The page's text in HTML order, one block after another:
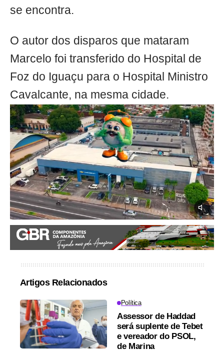
se encontra.
O autor dos disparos que mataram
Marcelo foi transferido do Hospital de
Foz do Iguaçu para o Hospital Ministro
Cavalcante, na mesma cidade.
Artigos Relacionados
Política
Assessor de Haddad
será suplente de Tebet
e vereador do PSOL,
de Marina